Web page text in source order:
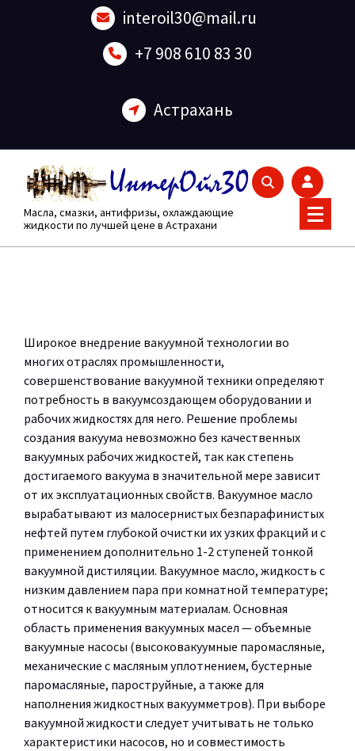
interoil30@mail.ru
+7 908 610 83 30
Астрахань
Масла, смазки, антифризы, охлаждающие
жидкости по лучшей цене в Астрахани
Широкое внедрение вакуумной технологии во
многих отраслях промышленности,
совершенствование вакуумной техники определяют
потребность в вакуумсоздающем оборудовании и
рабочих жидкостях для него. Решение проблемы
создания вакуума невозможно без качественных
вакуумных рабочих жидкостей, так как степень
достигаемого вакуума в значительной мере зависит
от их эксплуатационных свойств. Вакуумное масло
вырабатывают из малосернистых безпарафинистых
нефтей путем глубокой очистки их узких фракций и с
применением дополнительно 1-2 ступеней тонкой
вакуумной дистиляции. Вакуумное масло, жидкость с
низким давлением пара при комнатной температуре;
относится к вакуумным материалам. Основная
область применения вакуумных масел — объемные
вакуумные насосы (высоковакуумные паромасляные,
механические с масляным уплотнением, бустерные
паромасляные, пароструйные, а также для
наполнения жидкостных вакуумметров). При выборе
вакуумной жидкости следует учитывать не только
характеристики насосов, но и совместимость